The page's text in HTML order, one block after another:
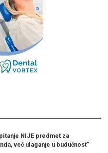
NIJE predmet za
već ulaganje u budućnost”